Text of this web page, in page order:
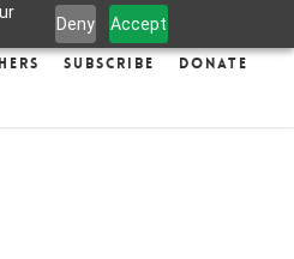
Deny Accept
Subscribe Donate